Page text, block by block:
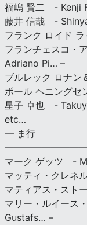
福嶋 賢二 - Kenji
藤井 信哉 -
フランク ロイド
フランチェスコ・
Adriano Pi… –
ブルレック ロナ
ポール ヘニング
星子 卓也 -
etc…
— ま行
マーク ゲッツ -
マッティ・クレ
マティアス・ス
マリー・ルイー
Gustafs… –